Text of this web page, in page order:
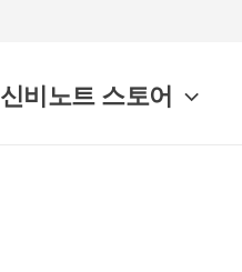
신비노트 스토어